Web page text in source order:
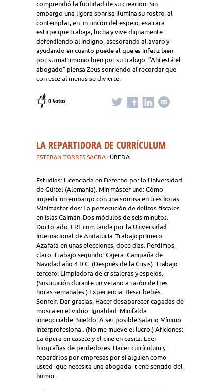
comprendió la futilidad de su creación. Sin
embargo una ligera sonrisa ilumina su rostro, al
contemplar, en un rincón del espejo, esa rara
estirpe que trabaja, lucha y vive dignamente
defendiendo al indigno, asesorando al avaro y
ayudando en cuanto puede al que es infeliz bien
por su matrimonio bien por su trabajo. “Ahí está el
abogado” piensa Zeus sonriendo al recordar que
con este al menos se divierte.
0 Votos
LA REPARTIDORA DE CURRÍCULUM
ESTEBAN TORRES SAGRA · ÚBEDA
Estudios: Licenciada en Derecho por la Universidad
de Gürtel (Alemania). Minimáster uno: Cómo
impedir un embargo con una sonrisa en tres horas.
Minimáster dos: La persecución de delitos fiscales
en Islas Caimán. Dos módulos de seis minutos.
Doctorado: ERE cum laude por la Universidad
Internacional de Andalucía. Trabajo primero:
Azafata en unas elecciones, doce días. Perdimos,
claro. Trabajo segundo: Cajera. Campaña de
Navidad año 4 D.C. (Después de la Crisis). Trabajo
tercero: Limpiadora de cristaleras y espejos.
(Sustitución durante un verano a razón de tres
horas semanales.) Experiencia: Besar bebés.
Sonreír. Dar gracias. Hacer desaparecer cagadas de
mosca en el vidrio. Igualdad: Minifalda
innegociable. Sueldo: A ser posible Salario Mínimo
Interprofesional. (No me mueve el lucro.) Aficiones:
La ópera en casete y el cine en casita. Leer
biografías de perdedores. Hacer currículum y
repartirlos por empresas por si alguien como
usted -que necesita una abogada- tiene sentido del
humor.